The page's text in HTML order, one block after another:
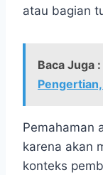
atau bagian
Baca Juga :
Pemahaman
karena akan
konteks